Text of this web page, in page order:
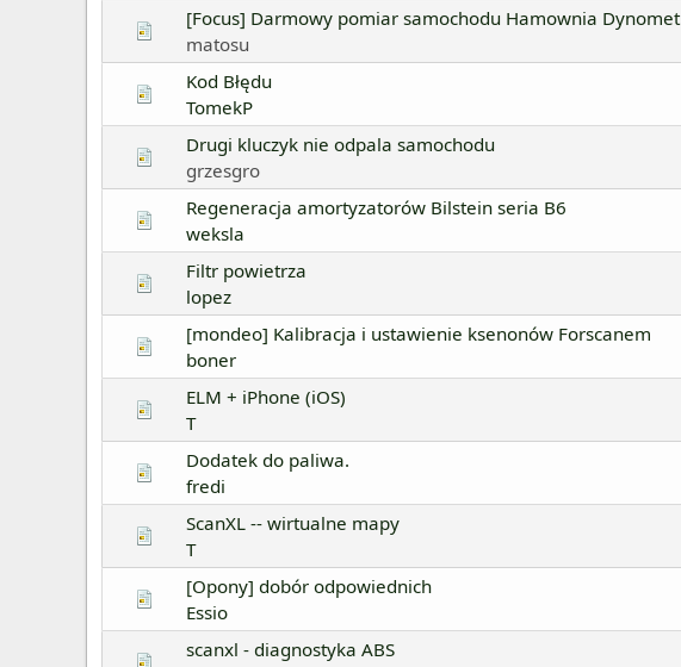
[Focus] Darmowy pomiar samochodu Hamownia Dynomet
matosu
Kod Błędu
TomekP
Drugi kluczyk nie odpala samochodu
grzesgro
Regeneracja amortyzatorów Bilstein seria B6
weksla
Filtr powietrza
lopez
[mondeo] Kalibracja i ustawienie ksenonów Forscanem
boner
ELM + iPhone (iOS)
T
Dodatek do paliwa.
fredi
ScanXL -- wirtualne mapy
T
[Opony] dobór odpowiednich
Essio
scanxl - diagnostyka ABS